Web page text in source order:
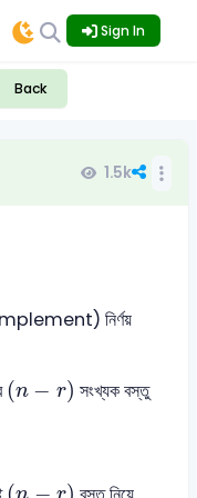
Sign In
Back
1.5k
নির্ণয়
(n − r)
(n )
সংখ্যক বস্তু
( − )
(n )